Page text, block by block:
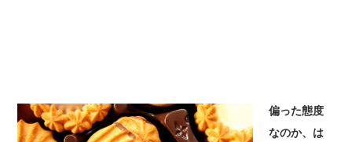
偏った態度
なのか、は